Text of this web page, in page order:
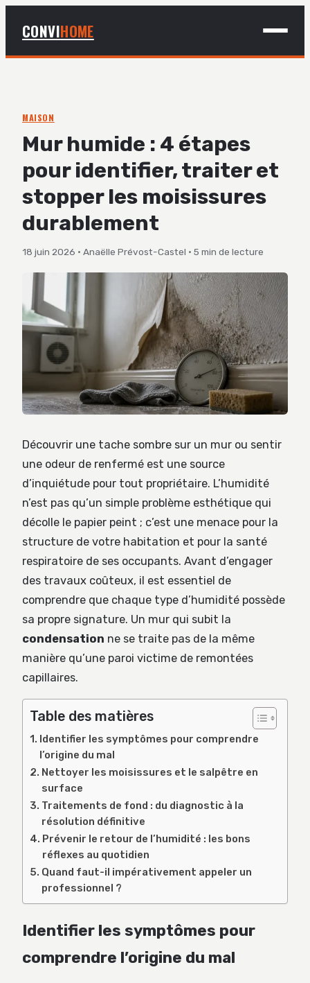
CONVIHOME
BRICOLAGE
DÉCO
JARDINAGE
MAISON
Mur humide : 4 étapes
pour identifier, traiter et
stopper les moisissures
durablement
18 juin 2026 · Anaëlle Prévost-Castel · 5 min de lecture
Découvrir une tache sombre sur un mur ou sentir
une odeur de renfermé est une source
d’inquiétude pour tout propriétaire. L’humidité
n’est pas qu’un simple problème esthétique qui
décolle le papier peint ; c’est une menace pour la
structure de votre habitation et pour la santé
respiratoire de ses occupants. Avant d’engager
des travaux coûteux, il est essentiel de
comprendre que chaque type d’humidité possède
sa propre signature. Un mur qui subit la
condensation ne se traite pas de la même
manière qu’une paroi victime de remontées
capillaires.
Table des matières
Identifier les symptômes pour comprendre
l’origine du mal
Nettoyer les moisissures et le salpêtre en
surface
Traitements de fond : du diagnostic à la
résolution définitive
Prévenir le retour de l’humidité : les bons
réflexes au quotidien
Quand faut-il impérativement appeler un
professionnel ?
Identifier les symptômes pour
comprendre l’origine du mal